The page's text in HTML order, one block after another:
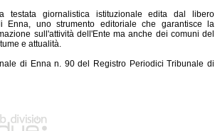
testata giornalistica istituzionale edita dal libero
Enna, uno strumento editoriale che garantisce la
sull'attività dell'Ente ma anche dei comuni del
e attualità.
di Enna n. 90 del Registro Periodici Tribunale di